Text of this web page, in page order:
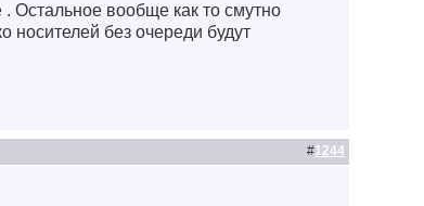
Остальное вообще как то смутно
носителей без очереди будут
#1244